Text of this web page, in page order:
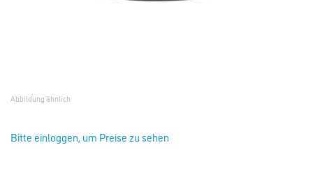
Abbildung ähnlich
Bitte einloggen, um Preise zu sehen